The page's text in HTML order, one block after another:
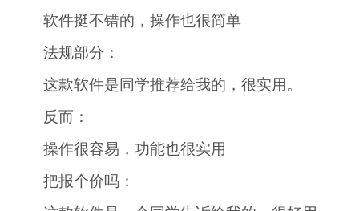
软件挺不错的，操作也很简单
法规部分：
这款软件是同学推荐给我的，很实用。
反而：
操作很容易，功能也很实用
把报个价吗：